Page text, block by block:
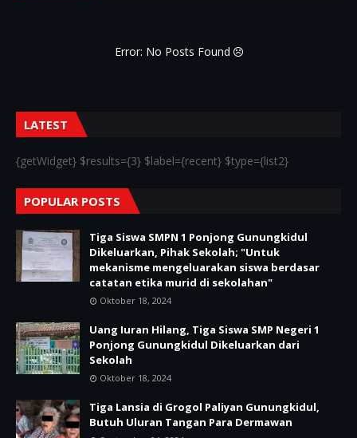
Error: No Posts Found
LATEST
{getWidget} $results={3} $label={recent} $type={list2}
POPULAR POSTS
Tiga Siswa SMPN 1 Ponjong Gunungkidul
Dikeluarkan, Pihak Sekolah; "Untuk
mekanisme mengeluarakan siswa berdasar
catatan etika murid di sekolahan"
Oktober 18, 2024
Uang Iuran Hilang, Tiga Siswa SMP Negeri 1
Ponjong Gunungkidul Dikeluarkan dari
Sekolah
Oktober 18, 2024
Tiga Lansia di Grogol Paliyan Gunungkidul,
Butuh Uluran Tangan Para Dermawan